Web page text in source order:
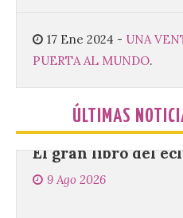
17 Ene 2024 - UNA
PUERTA AL MUNDO.
ÚLTIMAS
Ayuntamiento de La Bañeza
agosto la presentación oficial
Fest Summer […]
El gran libro del
9 Ago 2026